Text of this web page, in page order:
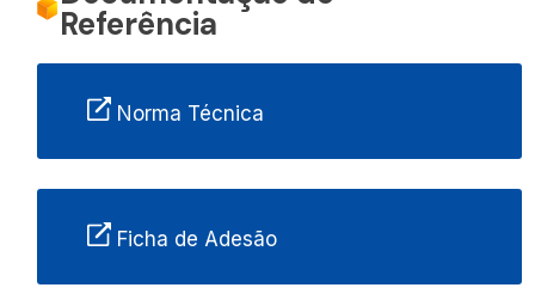
Referência
Norma Técnica
Ficha de Adesão